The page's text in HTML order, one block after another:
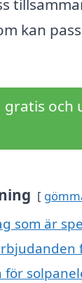
kan
gratis och
som är
för